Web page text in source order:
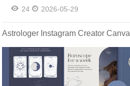
24 2026-05-29
Astrologer Instagram Creator Canva